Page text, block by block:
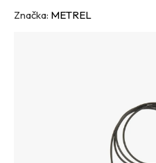
Značka: METREL